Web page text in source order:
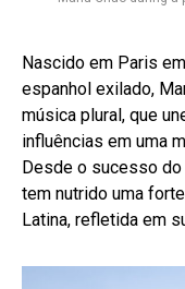
Nascido em Paris
espanhol exilado,
música plural, que
influências em uma
Desde o sucesso do
tem nutrido uma
Latina, refletida em